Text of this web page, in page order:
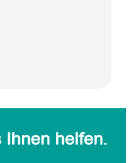
Ihnen helfen.